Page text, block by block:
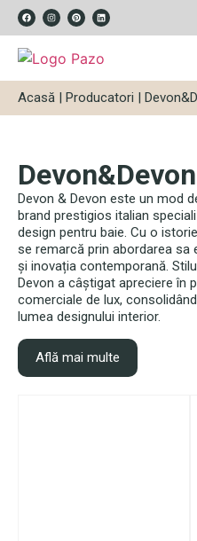
Acasă | Producatori |
Devon&Devon
Devon & Devon este un mod
brand prestigios italian
design pentru baie. Cu o
se remarcă prin abordarea sa
și inovația contemporană.
Devon a câștigat apreciere în
comerciale de lux,
lumea designului interior.
Află mai multe